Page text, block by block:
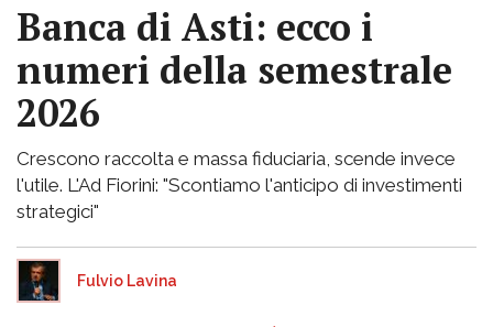
Banca di Asti: ecco i
numeri della semestrale
2026
Crescono raccolta e massa fiduciaria, scende invece
l'utile. L'Ad Fiorini: "Scontiamo l'anticipo di investimenti
strategici"
Fulvio Lavina